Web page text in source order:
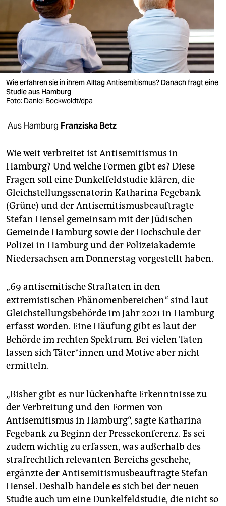
wahrheit
verlag
verlag
veranstaltungen
unterstützen
abo
genossenschaft
epaper login
Wie erfahren sie in ihrem Alltag Antisemitismus? Danach fragt eine
Studie aus Hamburg
Foto: Daniel Bockwoldt/dpa
Aus Hamburg Franziska Betz
Wie weit verbreitet ist Antisemitismus in
Hamburg? Und welche Formen gibt es? Diese
Fragen soll eine Dunkelfeldstudie klären, die
Gleichstellungssenatorin Katharina Fegebank
(Grüne) und der Antisemitismusbeauftragte
Stefan Hensel gemeinsam mit der Jüdischen
Gemeinde Hamburg sowie der Hochschule der
Polizei in Hamburg und der Polizeiakademie
Niedersachsen am Donnerstag vorgestellt haben.
„69 antisemitische Straftaten in den
extremistischen Phänomenbereichen“ sind laut
Gleichstellungsbehörde im Jahr 2021 in Hamburg
erfasst worden. Eine Häufung gibt es laut der
Behörde im rechten Spektrum. Bei vielen Taten
lassen sich Tä­te­r*in­nen und Motive aber nicht
ermitteln.
„Bisher gibt es nur lückenhafte Erkenntnisse zu
der Verbreitung und den Formen von
Antisemitismus in Hamburg“, sagte Katharina
Fegebank zu Beginn der Pressekonferenz. Es sei
zudem wichtig zu erfassen, was außerhalb des
strafrechtlich relevanten Bereichs geschehe,
ergänzte der Antisemitismusbeauftragte Stefan
Hensel. Deshalb handele es sich bei der neuen
Studie auch um eine Dunkelfeldstudie, die nicht so